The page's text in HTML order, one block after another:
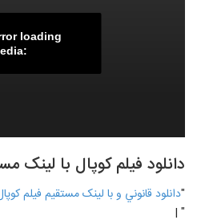
loading
دانلود فیلم کوپال با لینک
"دانلود قانوني و با لينک مستقيم فیلم
" |